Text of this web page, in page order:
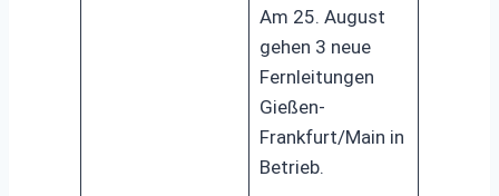
Am 25. August
gehen 3 neue
Fernleitungen
Gießen-
Frankfurt/Main in
Betrieb.